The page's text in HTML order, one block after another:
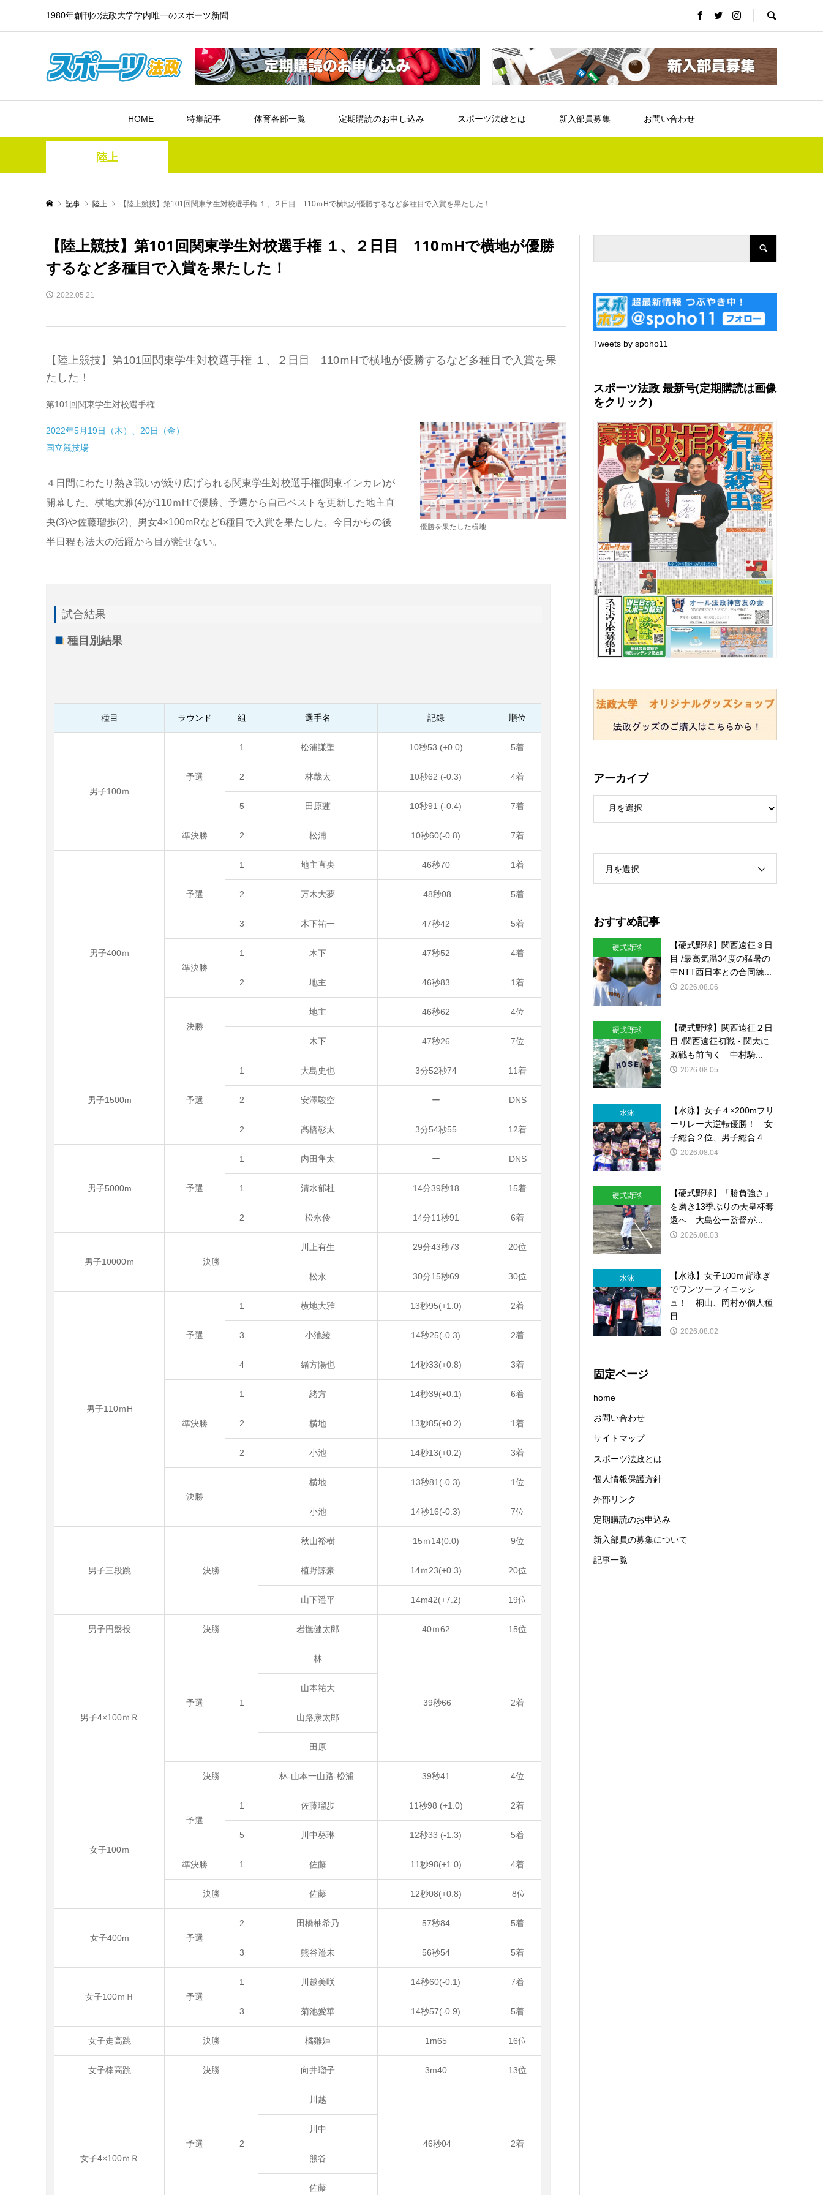
1980年創刊の法政大学学内唯一のスポーツ新聞
HOME 特集記事 体育各部一覧 定期購読のお申し込み スポーツ法政とは 新入部員募集 お問い合わせ
陸上
記事 陸上 【陸上競技】第101回関東学生対校選手権 １、２日目 110ｍHで横地が優勝するなど多種目で入賞を果たした！
【陸上競技】第101回関東学生対校選手権 １、２日目 110ｍHで横地が優勝
するなど多種目で入賞を果たした！
2022.05.21
【陸上競技】第101回関東学生対校選手権 １、２日目 110ｍHで横地が優勝するなど多種目で入賞を果
たした！
第101回関東学生対校選手権
2022年5月19日（木）、20日（金）
国立競技場
４日間にわたり熱き戦いが繰り広げられる関東学生対校選手権(関東インカレ)が
開幕した。横地大雅(4)が110ｍHで優勝、予選から自己ベストを更新した地主直
央(3)や佐藤瑠歩(2)、男女4×100mRなど6種目で入賞を果たした。今日からの後
半日程も法大の活躍から目が離せない。
優勝を果たした横地
試合結果
種目別結果
種目 ラウンド 組 選手名 記録 順位
男子100ｍ
予選
1 松浦謙聖 10秒53 (+0.0) 5着
2 林哉太 10秒62 (-0.3) 4着
5 田原蓮 10秒91 (-0.4) 7着
準決勝 2 松浦 10秒60(-0.8) 7着
男子400ｍ
予選
1 地主直央 46秒70 1着
2 万木大夢 48秒08 5着
3 木下祐一 47秒42 5着
準決勝
1 木下 47秒52 4着
2 地主 46秒83 1着
決勝
地主 46秒62 4位
木下 47秒26 7位
男子1500m 予選
1 大島史也 3分52秒74 11着
2 安澤駿空 ー DNS
2 髙橋彰太 3分54秒55 12着
男子5000m 予選
1 内田隼太 ー DNS
1 清水郁杜 14分39秒18 15着
2 松永伶 14分11秒91 6着
男子10000ｍ 決勝
川上有生 29分43秒73 20位
松永 30分15秒69 30位
男子110ｍH
予選
1 横地大雅 13秒95(+1.0) 2着
3 小池綾 14秒25(-0.3) 2着
4 緒方陽也 14秒33(+0.8) 3着
準決勝
1 緒方 14秒39(+0.1) 6着
2 横地 13秒85(+0.2) 1着
2 小池 14秒13(+0.2) 3着
決勝
横地 13秒81(-0.3) 1位
小池 14秒16(-0.3) 7位
男子三段跳 決勝
秋山裕樹 15ｍ14(0.0) 9位
植野諒豪 14ｍ23(+0.3) 20位
山下遥平 14m42(+7.2) 19位
男子円盤投 決勝 岩撫健太郎 40ｍ62 15位
男子4×100ｍＲ
予選 1
林
39秒66 2着
山本祐大
山路康太郎
田原
決勝 林‐山本一山路‐松浦 39秒41 4位
女子100ｍ
予選
1 佐藤瑠歩 11秒98 (+1.0) 2着
5 川中葵琳 12秒33 (-1.3) 5着
準決勝 1 佐藤 11秒98(+1.0) 4着
決勝 佐藤 12秒08(+0.8) 8位
女子400m 予選
2 田橋柚希乃 57秒84 5着
3 熊谷遥未 56秒54 5着
女子100ｍＨ 予選
1 川越美咲 14秒60(-0.1) 7着
3 菊池愛華 14秒57(-0.9) 5着
女子走高跳 決勝 橘雛姫 1m65 16位
女子棒高跳 決勝 向井瑠子 3m40 13位
女子4×100ｍＲ
予選 2
川越
46秒04 2着
川中
熊谷
佐藤
Tweets by spoho11
スポーツ法政 最新号(定期購読は画像
をクリック)
アーカイブ
月を選択
おすすめ記事
硬式野球
【硬式野球】関西遠征３日
目 /最高気温34度の猛暑の
中NTT西日本との合同練...
2026.08.06
硬式野球
【硬式野球】関西遠征２日
目 /関西遠征初戦・関大に
敗戦も前向く 中村騎...
2026.08.05
水泳
【水泳】女子４×200mフリ
ーリレー大逆転優勝！ 女
子総合２位、男子総合４...
2026.08.04
硬式野球
【硬式野球】「勝負強さ」
を磨き13季ぶりの天皇杯奪
還へ 大島公一監督が...
2026.08.03
水泳
【水泳】女子100ｍ背泳ぎ
でワンツーフィニッシ
ュ！ 桐山、岡村が個人種
目...
2026.08.02
固定ページ
home
お問い合わせ
サイトマップ
スポーツ法政とは
個人情報保護方針
外部リンク
定期購読のお申込み
新入部員の募集について
記事一覧